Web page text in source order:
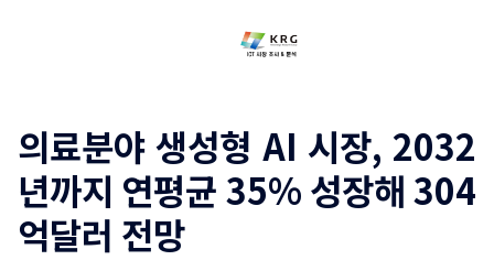
의료분야 생성형 AI 시장, 2032
년까지 연평균 35% 성장해 304
억달러 전망